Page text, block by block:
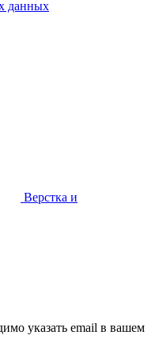
данных
Верстка и
указать email в вашем